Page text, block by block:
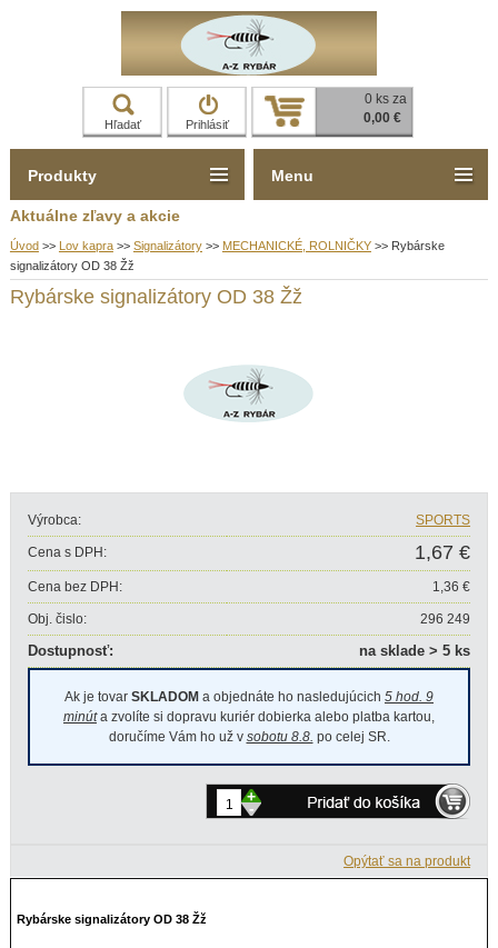
Hľadať Prihlásiť
0 ks za
0,00 €
Aktuálne zľavy a akcie
Úvod >> Lov kapra >> Signalizátory >> MECHANICKÉ, ROLNIČKY >> Rybárske
signalizátory OD 38 Žž
Rybárske signalizátory OD 38 Žž
Výrobca: SPORTS
Cena s DPH: 1,67 €
Cena bez DPH: 1,36 €
Obj. čislo: 296 249
Dostupnosť: na sklade > 5 ks
Ak je tovar SKLADOM a objednáte ho nasledujúcich 5 hod. 9
minúta zvolíte si dopravu kuriér dobierka alebo platba kartou,
doručíme Vám ho už v sobotu 8.8. po celej SR.
-
+
Opýtať sa na produkt
Rybárske signalizátory OD 38 Žž
Produkty Menu